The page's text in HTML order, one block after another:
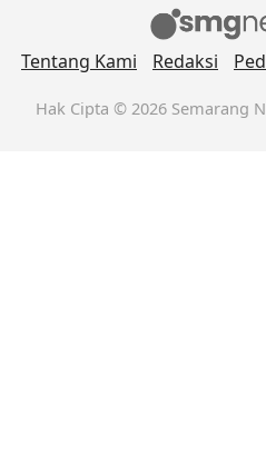
Tentang Kami Redaksi
Hak Cipta © 2026 Semarang